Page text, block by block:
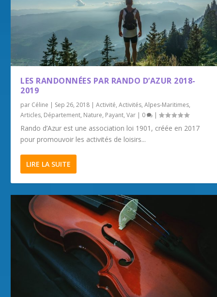
LES RANDONNÉES PAR RANDO D’AZUR 2018-
2019
par Céline | Sep 26, 2018 |Activité,Activités,Alpes-Maritimes,
Articles, Département, Nature, Payant,Var | 0 |
Rando d’Azur est une association loi 1901, créée en 2017
pour promouvoir les activités de loisirs...
LIRE LA SUITE